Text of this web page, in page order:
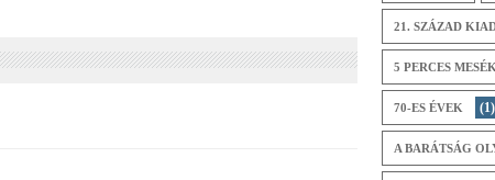
21. SZÁZAD
5 PERCES MESÉK
70-ES ÉVEK (1)
A BARÁTSÁG